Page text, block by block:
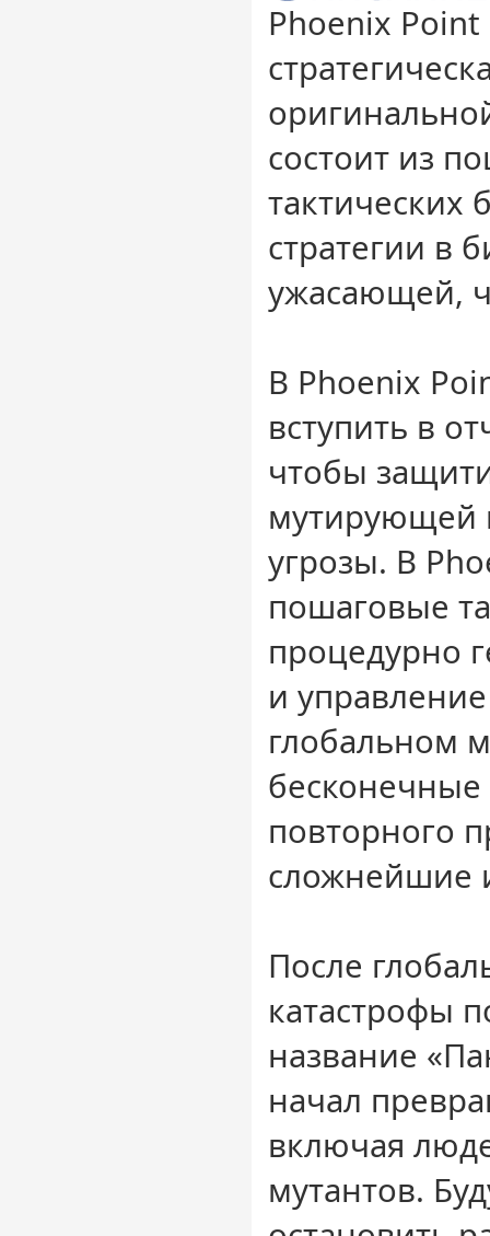
Phoenix Point
состоит из
тактических
стратегии в
ужасающей,
В Phoenix
вступить в
чтобы
мутирующей
угрозы. В
пошаговые
процедурно
и
глобальном
повторного
сложнейшие
После
катастрофы
название
начал
включая
мутантов.